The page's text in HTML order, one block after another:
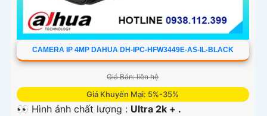
CAMERA IP 4MP DAHUA DH-IPC-HFW3449E-AS-IL-BLACK
Giá Bán: liên hệ
Giá Khuyến Mại: 5%-35%
👀 Hình ảnh chất lượng : Ultra 2k + .